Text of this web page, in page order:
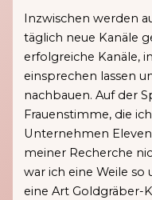
Inzwischen werden
täglich neue Kanäle
erfolgreiche Kanäle,
einsprechen lassen
nachbauen. Auf der
Frauenstimme, die
Unternehmen
meiner Recherche
war ich eine Weile so
eine Art Goldgräber-